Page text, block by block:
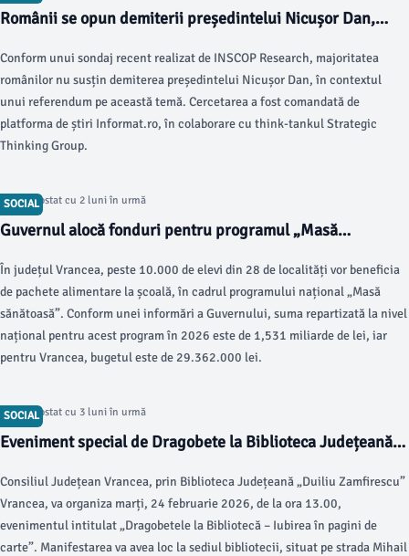
Românii se opun demiterii președintelui Nicușor Dan,
Conform unui sondaj recent realizat de INSCOP Research, majoritatea
românilor nu susțin demiterea președintelui Nicușor Dan, în contextul
unui referendum pe această temă. Cercetarea a fost comandată de
platforma de știri Informat.ro, în colaborare cu think-tankul Strategic
Thinking Group.
SOCIAL
Articol postat cu 2 luni în urmă
Guvernul alocă fonduri pentru programul „Masă
În județul Vrancea, peste 10.000 de elevi din 28 de localități vor beneficia
de pachete alimentare la școală, în cadrul programului național „Masă
sănătoasă”. Conform unei informări a Guvernului, suma repartizată la nivel
național pentru acest program în 2026 este de 1,531 miliarde de lei, iar
pentru Vrancea, bugetul este de 29.362.000 lei.
SOCIAL
Articol postat cu 3 luni în urmă
Eveniment special de Dragobete la Biblioteca Județeană
Consiliul Județean Vrancea, prin Biblioteca Județeană „Duiliu Zamfirescu”
Vrancea, va organiza marți, 24 februarie 2026, de la ora 13.00,
evenimentul intitulat „Dragobetele la Bibliotecă – Iubirea în pagini de
carte”. Manifestarea va avea loc la sediul bibliotecii, situat pe strada Mihail